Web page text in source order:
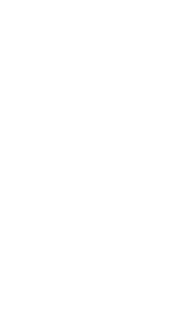
，完整即時空氣品質資料